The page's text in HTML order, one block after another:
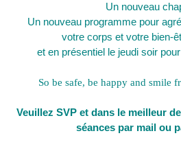
Un nouveau
Un nouveau programme pour
votre corps et votre bien-
et en présentiel le jeudi soir
So be safe, be happy and smile
Veuillez SVP et dans le meilleur
séances par mail ou